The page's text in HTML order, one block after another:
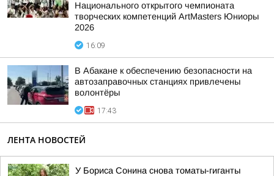
Национального открытого чемпионата
творческих компетенций ArtMasters Юниоры
2026
16:09
В Абакане к обеспечению безопасности на
автозаправочных станциях привлечены
волонтёры
17:43
ЛЕНТА НОВОСТЕЙ
У Бориса Сонина снова томаты-гиганты